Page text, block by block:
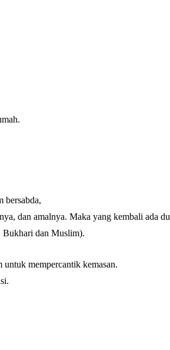
bersabda,
dan amalnya. Maka yang kembali ada
Bukhari dan Muslim).
mempercantik kemasan.